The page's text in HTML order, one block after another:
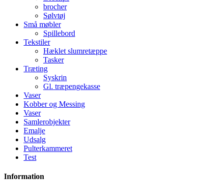
brocher
Sølvtøj
Små møbler
Spillebord
Tekstiler
Hæklet slumretæppe
Tasker
Træting
Syskrin
Gl. træpengekasse
Vaser
Kobber og Messing
Vaser
Samlerobjekter
Emalje
Udsalg
Pulterkammeret
Test
Information